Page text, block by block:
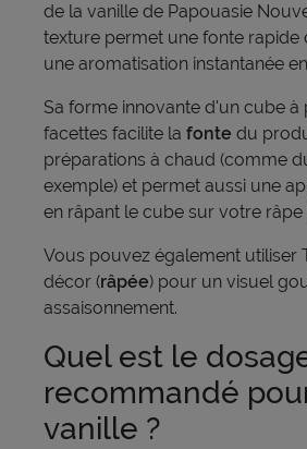
de la vanille de Papouasie
texture permet une fonte
une aromatisation instantanée
Sa forme innovante d'un cube à
facettes facilite la fonte du
préparations à chaud (comme
exemple) et permet aussi une
en râpant le cube sur votre râpe
Vous pouvez également utiliser
décor (râpée) pour un visuel
assaisonnement.
Quel est le
recommandé
vanille ?